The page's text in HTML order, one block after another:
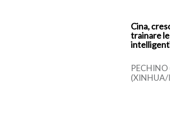
Cina,
trainare
(XINHUA/